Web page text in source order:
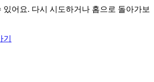
있어요. 다시 시도하거나 홈으로 돌아가보